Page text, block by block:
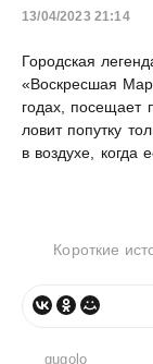
13/04/2023 21:14
Городская
«Воскресшая
годах, посещает
ловит попутку
в воздухе, когда
Короткие
gugolo